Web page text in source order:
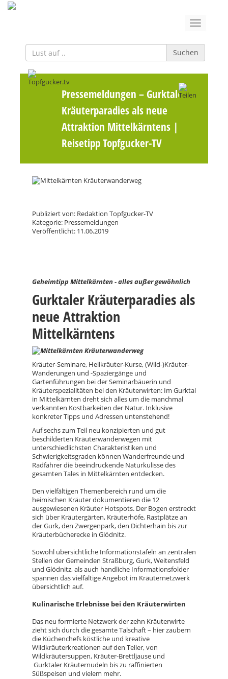
Suchen
Pressemeldungen – Gurktaler
Kräuterparadies als neue
Attraktion Mittelkärntens |
Reisetipp Topfgucker-TV
Publiziert von: Redaktion Topfgucker-TV
Kategorie: Pressemeldungen
Veröffentlicht: 11.06.2019
Geheimtipp Mittelkärnten - alles außer gewöhnlich
Gurktaler Kräuterparadies als
neue Attraktion
Mittelkärntens
Kräuter-Seminare, Heilkräuter-Kurse, (Wild-)Kräuter-
Wanderungen und -Spaziergänge und
Gartenführungen bei der Seminarbäuerin und
Kräuterspezialitäten bei den Kräuterwirten: Im Gurktal
in Mittelkärnten dreht sich alles um die manchmal
verkannten Kostbarkeiten der Natur. Inklusive
konkreter Tipps und Adressen untenstehend!
Auf sechs zum Teil neu konzipierten und gut
beschilderten Kräuterwanderwegen mit
unterschiedlichsten Charakteristiken und
Schwierigkeitsgraden können Wanderfreunde und
Radfahrer die beeindruckende Naturkulisse des
gesamten Tales in Mittelkärnten entdecken.
Den vielfältigen Themenbereich rund um die
heimischen Kräuter dokumentieren die 12
ausgewiesenen Kräuter Hotspots. Der Bogen erstreckt
sich über Kräutergärten, Kräuterhöfe, Rastplätze an
der Gurk, den Zwergenpark, den Dichterhain bis zur
Kräuterbücherecke in Glödnitz.
Sowohl übersichtliche Informationstafeln an zentralen
Stellen der Gemeinden Straßburg, Gurk, Weitensfeld
und Glödnitz, als auch handliche Informationsfolder
spannen das vielfältige Angebot im Kräuternetzwerk
übersichtlich auf.
Kulinarische Erlebnisse bei den Kräuterwirten
Das neu formierte Netzwerk der zehn Kräuterwirte
zieht sich durch die gesamte Talschaft – hier zaubern
die Küchenchefs köstliche und kreative
Wildkräuterkreationen auf den Teller, von
Wildkräutersuppen, Kräuter-Brettljause und
Gurktaler Kräuternudeln bis zu raffinierten
Süßspeisen und vielem mehr.